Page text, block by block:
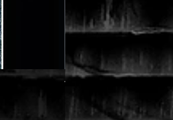
VLAD TEPES - Morte
Preço